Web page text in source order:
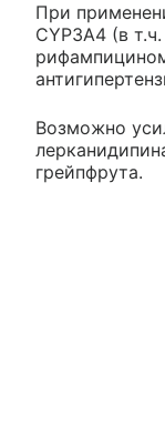
При
CYP3A4 (в
Возможно
грейпфрута.